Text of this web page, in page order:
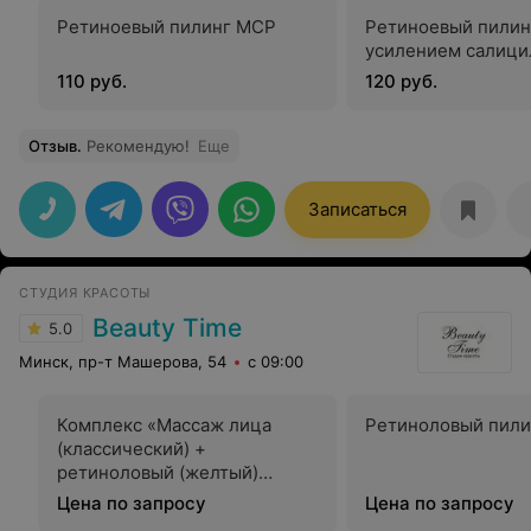
Ретиноевый пилинг МСР
110 руб.
Ретиноевый
усилением
120 руб.
Отзыв. Рекомендую! Еще
Записаться
СТУДИЯ КРАСОТЫ
5.0 Beauty Time
Минск, пр-т Машерова, 54 с 09:00
Комплекс «Массаж лица
(классический) +
ретиноловый (желтый)
пилинг»
Цена по запросу
Ретиноловый
Цена по запросу